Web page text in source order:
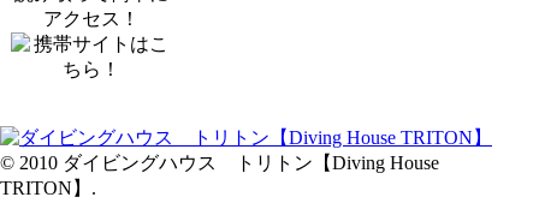
アクセス！
© 2010 ダイビングハウス トリトン【Diving House
TRITON】.